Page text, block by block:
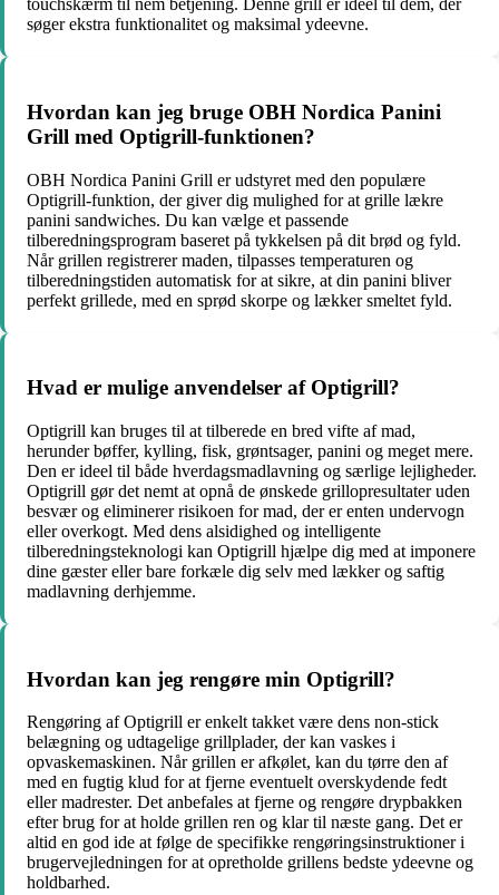
touchskærm til nem betjening. Denne grill er ideel til dem, der
søger ekstra funktionalitet og maksimal ydeevne.
Hvordan kan jeg bruge OBH Nordica Panini
Grill med Optigrill-funktionen?
OBH Nordica Panini Grill er udstyret med den populære
Optigrill-funktion, der giver dig mulighed for at grille lækre
panini sandwiches. Du kan vælge et passende
tilberedningsprogram baseret på tykkelsen på dit brød og fyld.
Når grillen registrerer maden, tilpasses temperaturen og
tilberedningstiden automatisk for at sikre, at din panini bliver
perfekt grillede, med en sprød skorpe og lækker smeltet fyld.
Hvad er mulige anvendelser af Optigrill?
Optigrill kan bruges til at tilberede en bred vifte af mad,
herunder bøffer, kylling, fisk, grøntsager, panini og meget mere.
Den er ideel til både hverdagsmadlavning og særlige lejligheder.
Optigrill gør det nemt at opnå de ønskede grillopresultater uden
besvær og eliminerer risikoen for mad, der er enten undervogn
eller overkogt. Med dens alsidighed og intelligente
tilberedningsteknologi kan Optigrill hjælpe dig med at imponere
dine gæster eller bare forkæle dig selv med lækker og saftig
madlavning derhjemme.
Hvordan kan jeg rengøre min Optigrill?
Rengøring af Optigrill er enkelt takket være dens non-stick
belægning og udtagelige grillplader, der kan vaskes i
opvaskemaskinen. Når grillen er afkølet, kan du tørre den af
med en fugtig klud for at fjerne eventuelt overskydende fedt
eller madrester. Det anbefales at fjerne og rengøre drypbakken
efter brug for at holde grillen ren og klar til næste gang. Det er
altid en god ide at følge de specifikke rengøringsinstruktioner i
brugervejledningen for at opretholde grillens bedste ydeevne og
holdbarhed.